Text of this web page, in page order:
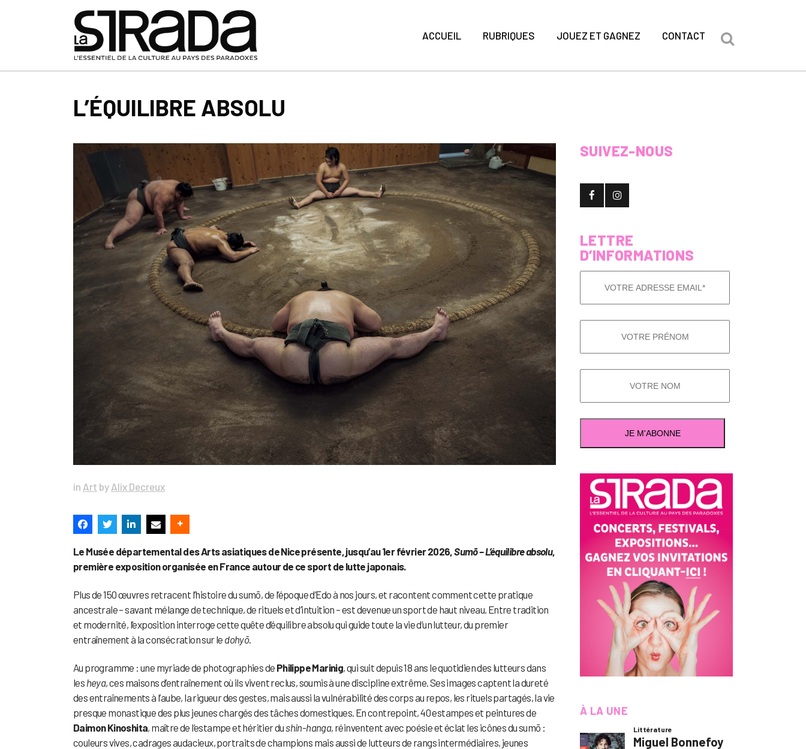
ACCUEIL RUBRIQUES JOUEZ ET GAGNEZ CONTACT
L’ÉQUILIBRE ABSOLU
in Art by Alix Decreux
Le Musée départemental des Arts asiatiques de Nice présente, jusqu’au 1er février 2026,Sumō – L’équilibre absolu,
première exposition organisée en France autour de ce sport de lutte japonais.
Plus de 150 œuvres retracent l’histoire du sumō, de l’époque d’Edo à nos jours, et racontent comment cette pratique
ancestrale – savant mélange de technique, de rituels et d’intuition – est devenue un sport de haut niveau. Entre tradition
et modernité, l’exposition interroge cette quête d’équilibre absolu qui guide toute la vie d’un lutteur, du premier
entraînement à la consécration sur le dohyō.
Au programme : une myriade de photographies de Philippe Marinig, qui suit depuis 18 ans le quotidien des lutteurs dans
les heya, ces maisons d’entraînement où ils vivent reclus, soumis à une discipline extrême. Ses images captent la dureté
des entraînements à l’aube, la rigueur des gestes, mais aussi la vulnérabilité des corps au repos, les rituels partagés, la vie
presque monastique des plus jeunes chargés des tâches domestiques. En contrepoint, 40 estampes et peintures de
Daimon Kinoshita, maître de l’estampe et héritier du shin-hanga, réinventent avec poésie et éclat les icônes du sumō :
couleurs vives, cadrages audacieux, portraits de champions mais aussi de lutteurs de rangs intermédiaires, jeunes
SUIVEZ-NOUS
LETTRE
D’INFORMATIONS
À LA UNE